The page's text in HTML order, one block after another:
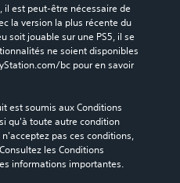
il est peut-être nécessaire de
la version la plus récente du
soit jouable sur une PS5, il se
ne soient disponibles
bc pour en savoir
est soumis aux Conditions
qu'à toute autre condition
pas ces conditions,
les Conditions
informations importantes.